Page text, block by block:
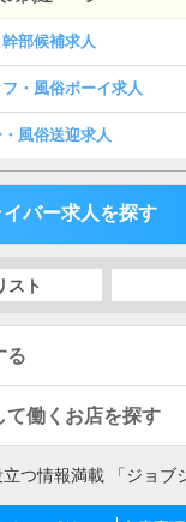
部候補求人
・風俗ボーイ求人
風俗送迎求人
バー求人を探す
ル送迎ドライバー
スト
る
収入
入
て働くお店を探す
つ情報満載 「ジョブ